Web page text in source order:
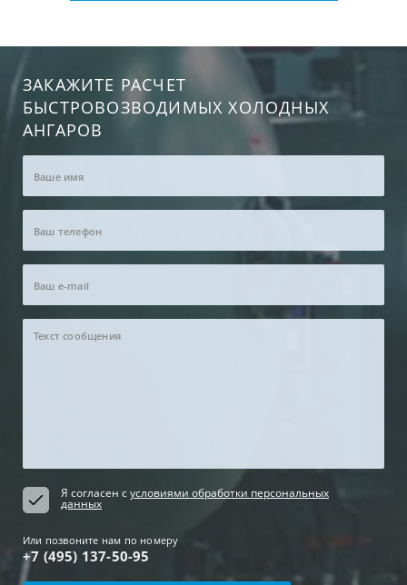
ЗАКАЖИТЕ РАСЧЕТ
БЫСТРОВОЗВОДИМЫХ ХОЛОДНЫХ
АНГАРОВ
Я согласен сусловиями обработки персональных
данных
Или позвоните нам по номеру
+7 (495) 137-50-95